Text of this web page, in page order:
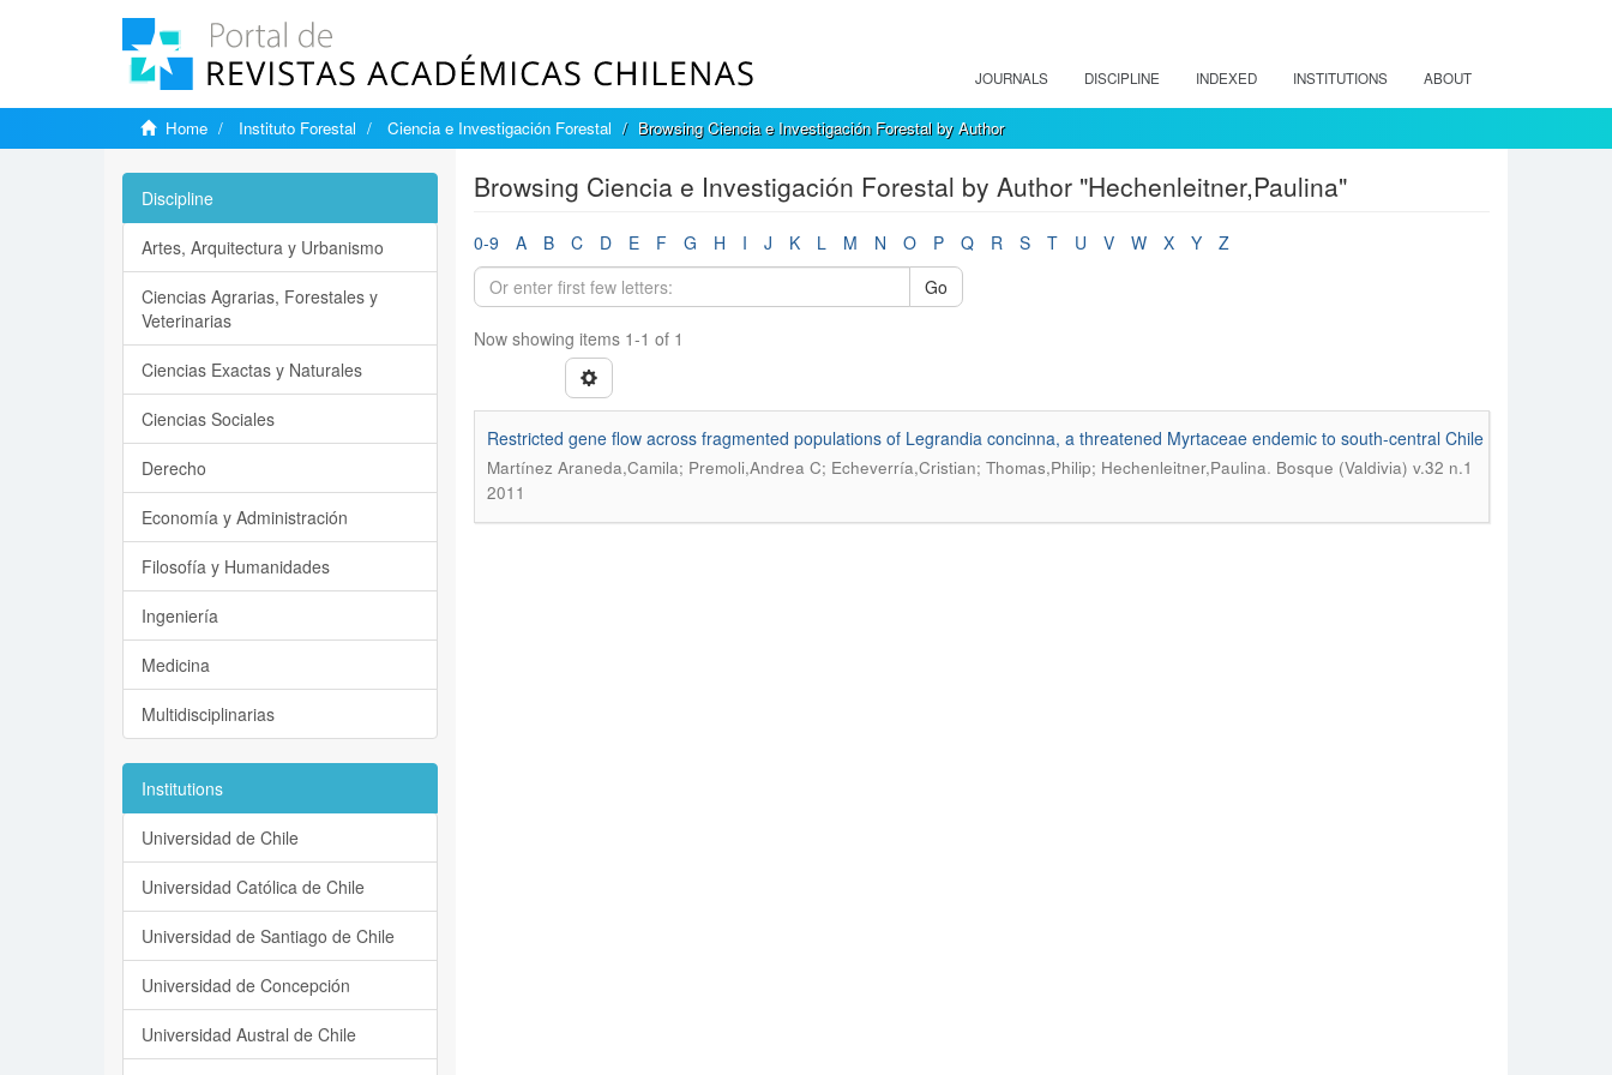
JOURNALS DISCIPLINE INDEXED INSTITUTIONS ABOUT
Home Instituto Forestal Ciencia e Investigación Forestal Browsing Ciencia e Investigación Forestal by Author
Browsing Ciencia e Investigación Forestal by Author "Hechenleitner,Paulina"
0-9 A B C D E F G H I J K L M N O P Q R S T U V W X Y
Z
Go
Now showing items 1-1 of 1
Restricted gene flow across fragmented populations of Legrandia concinna, a threatened Myrtaceae endemic to south-central Chile
Martínez Araneda,Camila; Premoli,Andrea C; Echeverría,Cristian; Thomas,Philip; Hechenleitner,Paulina. Bosque (Valdivia) v.32 n.1
2011
Discipline
Artes, Arquitectura y Urbanismo
Ciencias Agrarias, Forestales y
Veterinarias
Ciencias Exactas y Naturales
Ciencias Sociales
Derecho
Economía y Administración
Filosofía y Humanidades
Ingeniería
Medicina
Multidisciplinarias
Institutions
Universidad de Chile
Universidad Católica de Chile
Universidad de Santiago de Chile
Universidad de Concepción
Universidad Austral de Chile